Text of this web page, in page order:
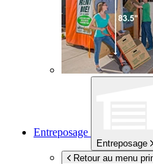
Entreposage
Entreposage
Retour au menu